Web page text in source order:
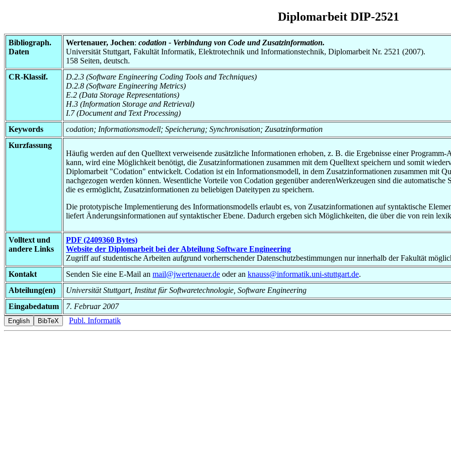
Diplomarbeit DIP-2521
Bibliograph.
Daten
Wertenauer, Jochen: codation - Verbindung von Code und Zusatzinformation.
Universität Stuttgart, Fakultät Informatik, Elektrotechnik und Informationstechnik, Diplomarbeit Nr. 2521 (2007).
158 Seiten, deutsch.
CR-Klassif.
D.2.3 (Software Engineering Coding Tools and Techniques)
D.2.8 (Software Engineering Metrics)
E.2 (Data Storage Representations)
H.3 (Information Storage and Retrieval)
I.7 (Document and Text Processing)
Keywords
codation; Informationsmodell; Speicherung; Synchronisation; Zusatzinformation
Kurzfassung
Häufig werden auf den Quelltext verweisende zusätzliche Informationen erhoben, z. B. die Ergebnisse einer
kann, wird eine Möglichkeit benötigt, die Zusatzinformationen zusammen mit dem Quelltext speichern und somit
Diplomarbeit "Codation" entwickelt. Codation ist ein Informationsmodell, in dem Zusatzinformationen zusammen mit
nachgezogen werden können. Wesentliche Vorteile von Codation gegenüber anderenWerkzeugen sind die
die es ermöglicht, Zusatzinformationen zu beliebigen Dateitypen zu speichern.
Die prototypische Implementierung des Informationsmodells erlaubt es, von Zusatzinformationen auf syntaktische
liefert Änderungsinformationen auf syntaktischer Ebene. Dadurch ergeben sich Möglichkeiten, die über die von rein
Volltext und
andere Links
PDF (2409360 Bytes)
Website der Diplomarbeit bei der Abteilung Software Engineering
Zugriff auf studentische Arbeiten aufgrund vorherrschender Datenschutzbestimmungen nur innerhalb der Fakultät
Kontakt
Senden Sie eine E-Mail an mail@jwertenauer.de oder an knauss@informatik.uni-stuttgart.de.
Abteilung(en)
Universität Stuttgart, Institut für Softwaretechnologie, Software Engineering
Eingabedatum
7. Februar 2007
Publ. Informatik